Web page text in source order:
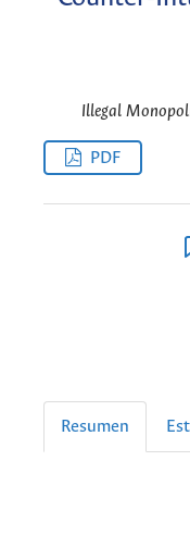
Illegal
PDF
Resumen